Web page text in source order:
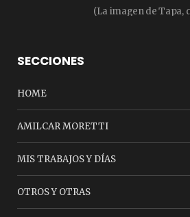
SECCIONES
HOME
AMILCAR MORETTI
MIS TRABAJOS Y DÍAS
OTROS Y OTRAS